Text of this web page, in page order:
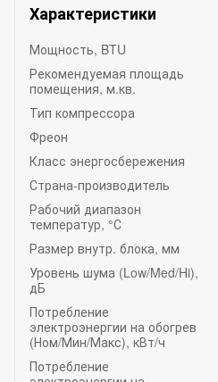
Характеристики
Мощность, BTU
Рекомендуемая площадь
помещения, м.кв.
Тип компрессора
Фреон
Класс энергосбережения
Страна-производитель
Рабочий диапазон
температур, °С
Размер внутр. блока, мм
Уровень шума (Low/Med/Hi),
дБ
Потребление
электроэнергии на обогрев
(Ном/Мин/Макс), кВт/ч
Потребление